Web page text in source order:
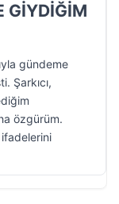
GİYDİĞİM
gündeme
Şarkıcı,
özgürüm.
ifadelerini